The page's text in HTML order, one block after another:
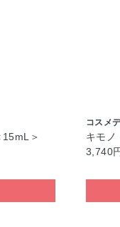
＞
コスメ
キモノ
3,740